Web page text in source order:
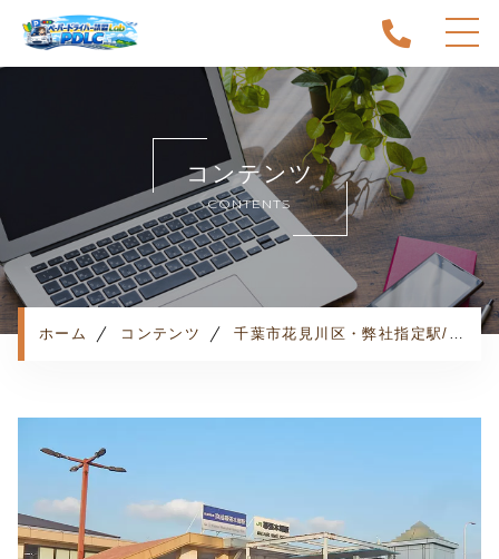
ホーム
当スクールについて
キャンペーン
料金表・コース
出張エリア
予約状況
プライバシーポリシー
コンテンツ
CONTENTS
ホーム コンテンツ 千葉市花見川区・弊社指定駅/幕張本郷駅・お客様の声